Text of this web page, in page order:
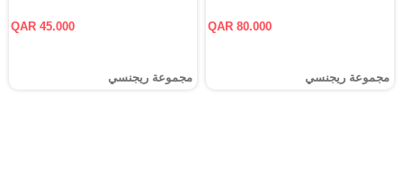
QAR 80.000
مجموعة ريجنسي
QAR 45.000
مجموعة ريجنسي